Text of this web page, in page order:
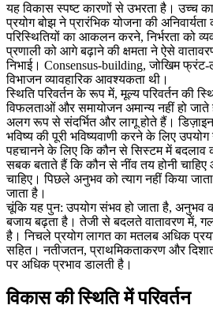
यह विकास स्पष्ट कारणों से उभरता है। उच्च
प्रयोग बोझ ने प्रारंभिक योजना की अनिवार्यता
परिस्थितियों का आकलन करने, निर्भरता को
प्रणाली को आगे बढ़ाने की क्षमता ने ऐसे
निभाई। Consensus-building, जोखिम
विभाजन व्यावहारिक आवश्यकता थी।
स्थिति परिवर्तन के रूप में, मूल्य परिवर्तन की
विफलताओं और समायोजन अमान्य नहीं हो
अलग रूप से संदर्भित और लागू होते हैं। डिज़ाइन
भविष्य की पूरी भविष्यवाणी करने के लिए
पहचानने के लिए कि कौन से सिस्टम में
सबक बताते हैं कि कौन से नींव तय होनी
चाहिए। पिछले अनुभव को त्याग नहीं किया
जाता है।
चूंकि यह पुन: उपयोग संभव हो जाता है,
बजाय बढ़ता है। तेजी से बदलते वातावरण में,
है। निचले प्रयोग लागत का मतलब अधिक
सहित। नतीजतन, प्राथमिकताकरण और
पर अधिक प्रभाव डालती है।
विकास की स्थिति में परिवर्तन